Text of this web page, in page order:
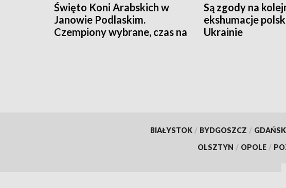
Święto Koni Arabskich w
Janowie Podlaskim.
Czempiony wybrane, czas na
Są zgody na
ekshumacje
Ukrainie
BIAŁYSTOK / BYDGOSZCZ / GDAŃSK
OLSZTYN / OPOLE /